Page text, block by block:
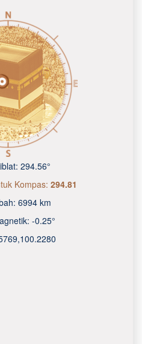
294.56°
Kompas: 294.81
6994 km
-0.25°
,100.2280